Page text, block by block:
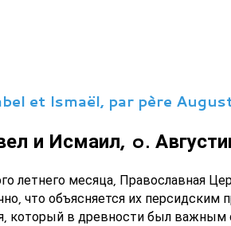
et Ismaël, par père
и Исмаил, o.
летнего месяца, Православная
что объясняется их персидским
который в древности был